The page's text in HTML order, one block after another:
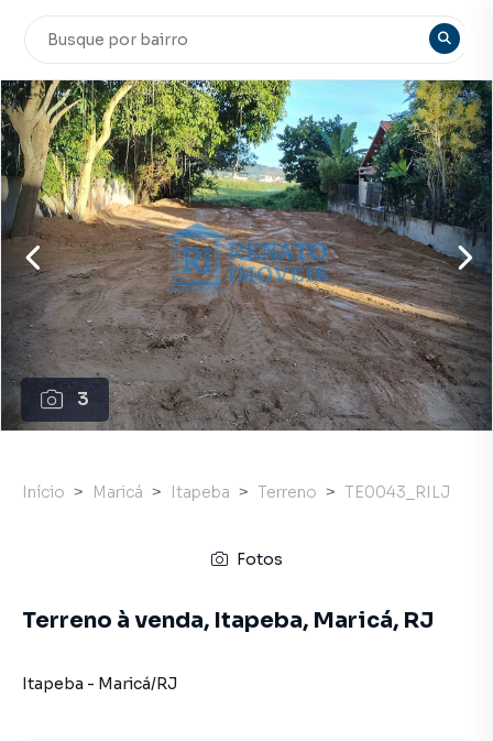
3
Início Maricá Itapeba Terreno TE0043_RILJ
Fotos
Terreno à venda, Itapeba, Maricá, RJ
Itapeba - Maricá/RJ